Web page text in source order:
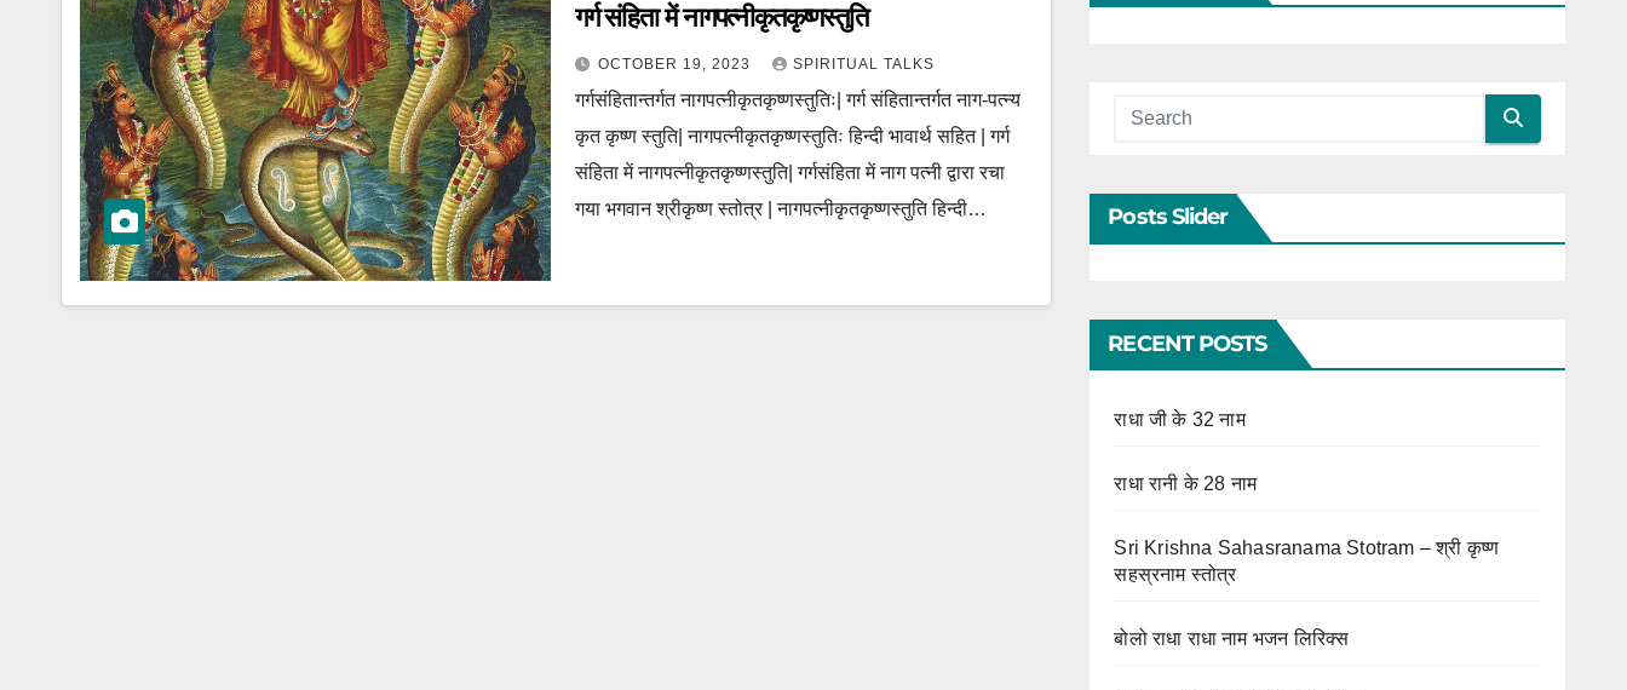
गर्ग संहिता में नागपत्नीकृतकृष्णस्तुति
OCTOBER 19, 2023 SPIRITUAL TALKS
गर्गसंहितान्तर्गत नागपत्नीकृतकृष्णस्तुतिः| गर्ग संहितान्तर्गत नाग-पत्न्य
कृत कृष्ण स्तुति| नागपत्नीकृतकृष्णस्तुतिः हिन्दी भावार्थ सहित | गर्ग
संहिता में नागपत्नीकृतकृष्णस्तुति| गर्गसंहिता में नाग पत्नी द्वारा रचा
गया भगवान श्रीकृष्ण स्तोत्र | नागपत्नीकृतकृष्णस्तुति हिन्दी…
Posts Slider
RECENT POSTS
राधा जी के 32 नाम
राधा रानी के 28 नाम
Sri Krishna Sahasranama Stotram – श्री कृष्ण
सहस्रनाम स्तोत्र
बोलो राधा राधा नाम भजन लिरिक्स